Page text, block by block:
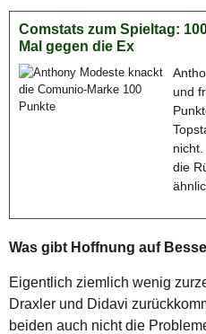
Comstats zum Spieltag:
Mal gegen die Ex
und
die
Was gibt Hoffnung auf
Eigentlich ziemlich wenig
Draxler und Didavi
beiden auch nicht die